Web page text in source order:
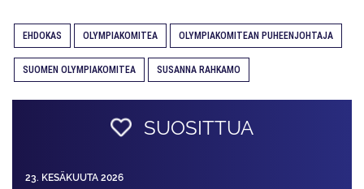
EHDOKAS OLYMPIAKOMITEA OLYMPIAKOMITEAN PUHEENJOHTAJA
SUOMEN OLYMPIAKOMITEA SUSANNA RAHKAMO
SUOSITTUA
23. KESÄKUUTA 2026